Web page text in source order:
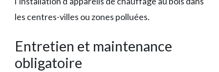
les centres-villes ou zones polluées.
Entretien et maintenance
obligatoire